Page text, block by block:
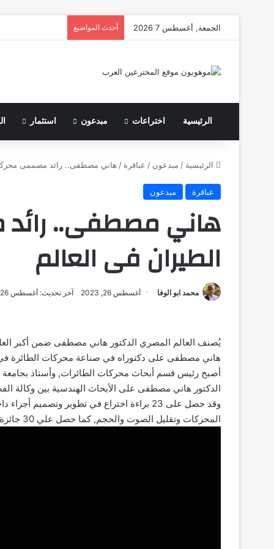
الجمعة, أغسطس 7 2026 أحدث المواضيع
الرئيسية اختراعات مبدعون استثمار
الرئيسية / مبدعون / عباقرة / هاني مصطفى.. رائد مصممى
عباقرة مبدعون
هاني مصطفى..
الطيران فى العالم
محمد ابو الوفا أغسطس 26, 2023 آخر تحديث: أغسطس 26, 2023
يُصنف العالم المصري الدكتور هاني مصطفى ضمن أكبر
هاني مصطفى على دكتوراه في صناعة محركات الطائرة
أصبح رئيس قسم أبحاث محركات الطائرات, وأستاذ بجامعة
الدكتور هاني مصطفى على الأبحاث الهندسية بين وكالة
المحركات وتقليل الصوت والحجم, كما حصل علي 30 جائزة كبري, مثل جائزة التفوق في مجال أبحاث الطيران في العالم.